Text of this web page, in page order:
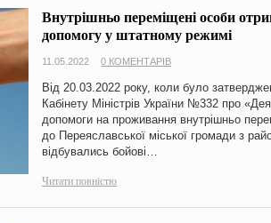
Внутрішньо переміщені особи
допомогу у штатному режимі
11.05.2022 0 КОМЕНТАРІВ
Від 20.03.2022 року, коли було
Кабінету Міністрів України №332 про
допомоги на проживання внутрішньо
до Переяславської міської громади з
відбувались бойові…
Читати повністю